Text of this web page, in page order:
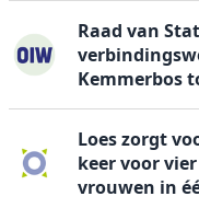
Raad van
Kemmerbos
Loes zorgt
keer voor
vrouwen in